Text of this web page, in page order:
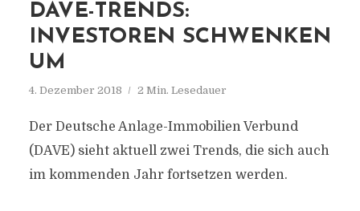
DAVE-TRENDS:
INVESTOREN SCHWENKEN
UM
4. Dezember 2018 2 Min. Lesedauer
Der Deutsche Anlage-Immobilien Verbund
(DAVE) sieht aktuell zwei Trends, die sich auch
im kommenden Jahr fortsetzen werden.